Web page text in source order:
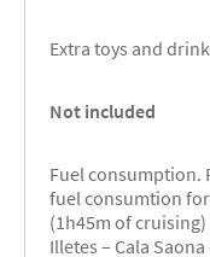
Extra toys and
Not included
Fuel consumption.
fuel consumtion
(1h45m of cruising)
Illetes – Cala